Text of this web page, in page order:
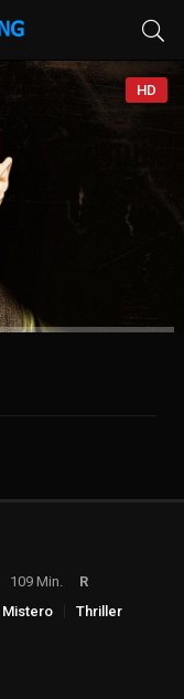
HD
109 Min.
R
Mistero Thriller